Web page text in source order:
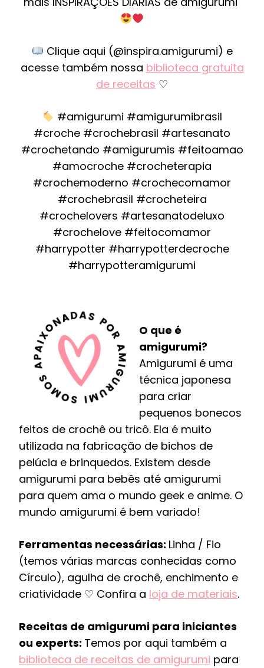
Clique aqui (@inspira.amigurumi) e
acesse também nossa biblioteca gratuita
de receitas ♡
#amigurumi #amigurumibrasil
#croche #crochebrasil #artesanato
#crochetando #amigurumis #feitoamao
#amocroche #crocheterapia
#crochemoderno #crochecomamor
#crochebrasil #crocheteira
#crochelovers #artesanatodeluxo
#crochelove #feitocomamor
#harrypotter #harrypotterdecroche
#harrypotteramigurumi
O que é
amigurumi?
Amigurumi é uma
técnica japonesa
para criar
pequenos bonecos
feitos de crochê ou tricô. Ela é muito
utilizada na fabricação de bichos de
pelúcia e brinquedos. Existem desde
amigurumi para bebês até amigurumi
para quem ama o mundo geek e anime. O
mundo amigurumi é bem variado!
Ferramentas necessárias: Linha / Fio
(temos várias marcas conhecidas como
Círculo), agulha de crochê, enchimento e
criatividade ♡ Confira a loja de materiais.
Receitas de amigurumi para iniciantes
ou experts: Temos por aqui também a
biblioteca de receitas de amigurumi para